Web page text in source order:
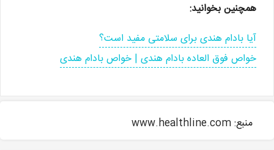
همچنین بخوانید:
آیا بادام هندی برای سلامتی مفید است؟
خواص فوق العاده بادام هندی | خواص بادام هندی
منبع: www.healthline.com